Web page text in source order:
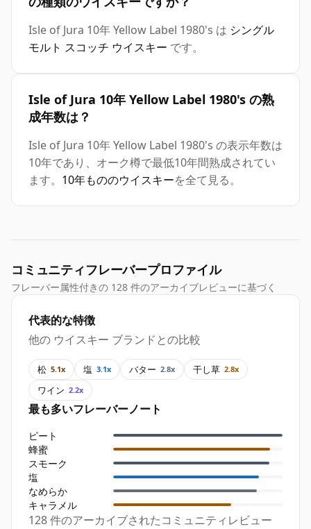
Isle of Jura 10年 Yellow Label 1980's は シングル
モルト スコッチ ウイスキー です。
Isle of Jura 10年 Yellow Label 1980's の熟
成年数は？
Isle of Jura 10年 Yellow Label 1980's の表示年数は
10年であり、オーク樽で最低10年間熟成されてい
ます。 10年もののウイスキーを全て見る。
コミュニティフレーバープロファイル
フレーバー属性付きの 128 件のアーカイブレビューに基づく
代表的な特徴
他の ウイスキー ブランドとの比較
松 5.1x 塩 3.1x バター 2.8x 干し草 2.8x
ワイン 2.2x
最も多いフレーバーノート
ピート
蜂蜜
スモーク
塩
なめらか
キャラメル
128 件のアーカイブされたコミュニティレビュー